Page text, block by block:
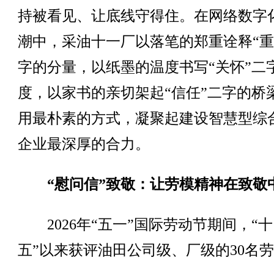
持被看见、让底线守得住。在网络数字
潮中，采油十一厂以落笔的郑重诠释“
字的分量，以纸墨的温度书写“关怀”二
度，以家书的亲切架起“信任”二字的
用最朴素的方式，凝聚起建设智慧型综
企业最深厚的合力。
“慰问信”致敬：让劳模精神在致敬
2026年“五一”国际劳动节期间，“
五”以来获评油田公司级、厂级的30名